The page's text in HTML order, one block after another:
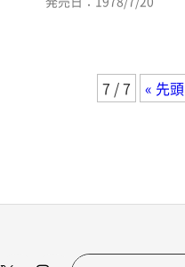
7 / 7 « 先頭
検